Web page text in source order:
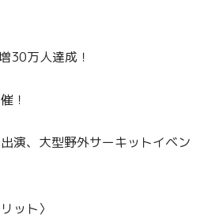
30万人達成！
！
演、大型野外サーキットイベン
ット〉